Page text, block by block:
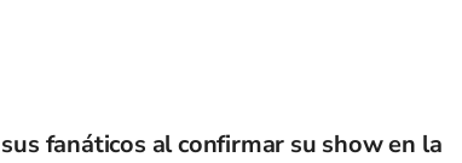
fanáticos al confirmar su show en la